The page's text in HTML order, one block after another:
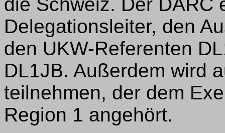
Delegationsleiter, den
den UKW-Referenten
DL1JB. Außerdem wird
teilnehmen, der dem
Region 1 angehört.